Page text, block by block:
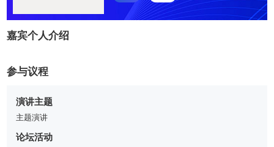
嘉宾个人介绍
参与议程
演讲主题
主题演讲
论坛活动